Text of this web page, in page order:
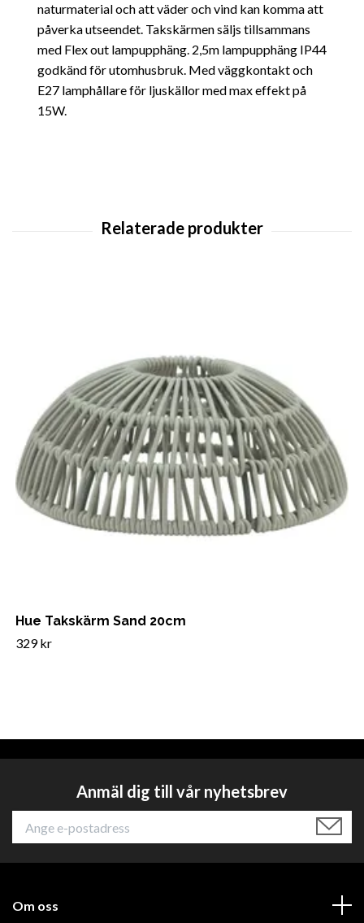
naturmaterial och att väder och vind kan komma att
påverka utseendet. Takskärmen säljs tillsammans
med Flex out lampupphäng. 2,5m lampupphäng IP44
godkänd för utomhusbruk. Med väggkontakt och
E27 lamphållare för ljuskällor med max effekt på
15W.
Hue Takskärm Sand 20cm
329 kr
Anmäl dig till vår nyhetsbrev
Om oss